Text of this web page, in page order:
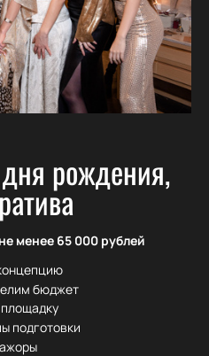
рождения,
менее 65 000 рублей
бюджет
подготовки